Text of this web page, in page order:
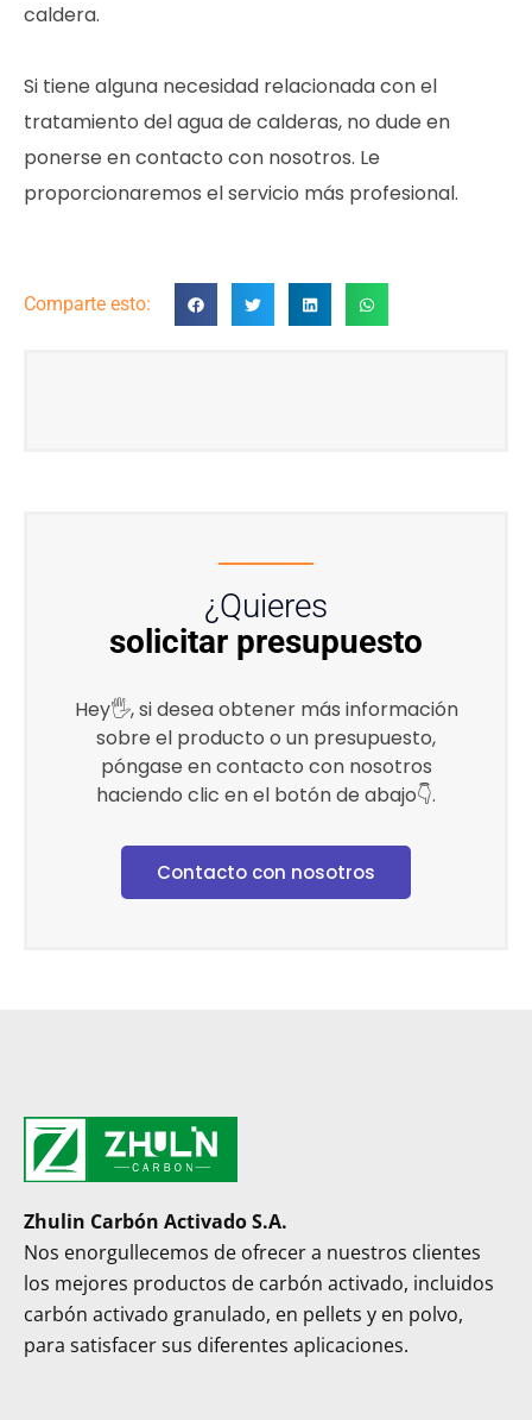
caldera.
Si tiene alguna necesidad relacionada con el
tratamiento del agua de calderas, no dude en
ponerse en contacto con nosotros. Le
proporcionaremos el servicio más profesional.
Comparte esto:
¿Quieres
solicitar presupuesto
Hey🖐, si desea obtener más información
sobre el producto o un presupuesto,
póngase en contacto con nosotros
haciendo clic en el botón de abajo👇.
Contacto con nosotros
Zhulin Carbón Activado S.A.
Nos enorgullecemos de ofrecer a nuestros clientes
los mejores productos de carbón activado, incluidos
carbón activado granulado, en pellets y en polvo,
para satisfacer sus diferentes aplicaciones.